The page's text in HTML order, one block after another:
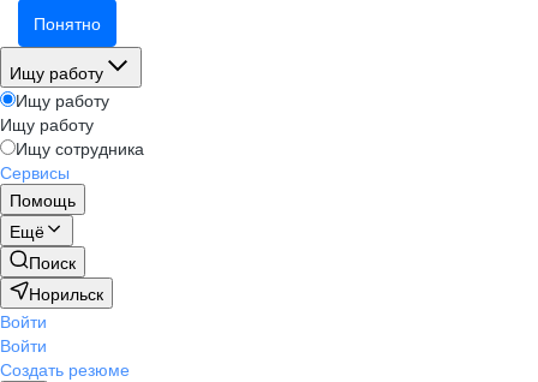
Понятно
Ищу работу
Ищу работу
Ищу работу
Ищу сотрудника
Сервисы
Помощь
Ещё
Поиск
Норильск
Войти
Войти
Создать резюме